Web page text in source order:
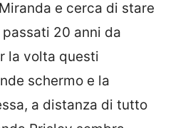
e cerca di stare
20 anni da
la volta questi
schermo e la
a distanza di tutto